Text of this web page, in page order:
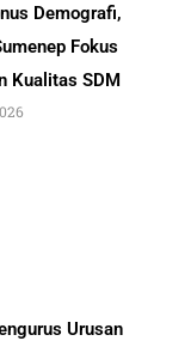
Demografi,
Fokus
Kualitas SDM
Urusan